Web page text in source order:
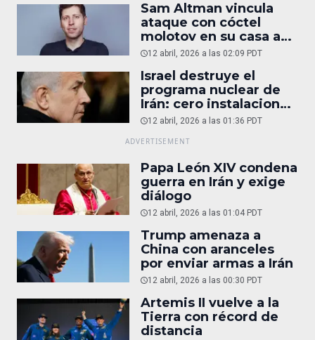
Sam Altman vincula
ataque con cóctel
molotov en su casa a
reportaje
12 abril, 2026 a las 02:09 PDT
Israel destruye el
programa nuclear de
Irán: cero instalaciones
operativas
12 abril, 2026 a las 01:36 PDT
Papa León XIV condena
guerra en Irán y exige
diálogo
12 abril, 2026 a las 01:04 PDT
Trump amenaza a
China con aranceles
por enviar armas a Irán
12 abril, 2026 a las 00:30 PDT
Artemis II vuelve a la
Tierra con récord de
distancia